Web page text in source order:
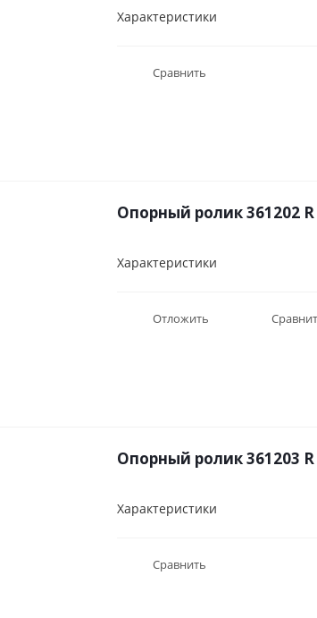
Характеристики
Сравнить
Опорный ролик 361202 R
Характеристики
Отложить
Опорный ролик 361203 R
Характеристики
Сравнить